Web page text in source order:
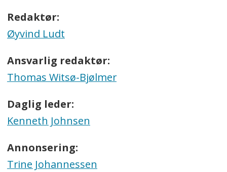
Redaktør:
Øyvind Ludt
Ansvarlig redaktør:
Thomas Witsø-Bjølmer
Daglig leder:
Kenneth Johnsen
Annonsering:
Trine Johannessen